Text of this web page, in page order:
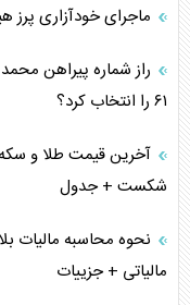
ماجرای خودآزاری پرز
راز شماره پیراهن
۶۱ را انتخاب کرد؟
شکست + جدول
نحوه محاسبه مالیات
مالیاتی + جزییات